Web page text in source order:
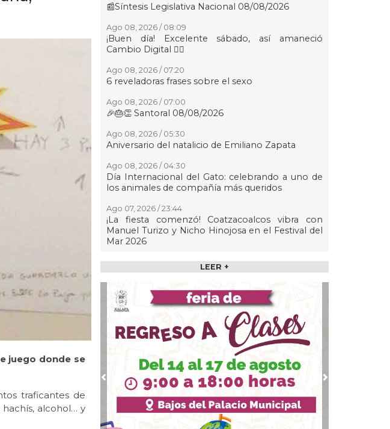
juego donde se
traficantes de
alcohol… y
📰Síntesis Legislativa Nacional 08/08/2026
Ago 08, 2026 / 08:09
¡Buen día! Excelente sábado, así amaneció
Cambio Digital 👍🏻
Ago 08, 2026 / 07:20
6 reveladoras frases sobre el sexo
Ago 08, 2026 / 07:00
🎉🎂👏 Santoral 08/08/2026
Ago 08, 2026 / 05:30
Aniversario del natalicio de Emiliano Zapata
Ago 08, 2026 / 04:30
Día Internacional del Gato: celebrando a uno de
los animales de compañía más queridos
Ago 07, 2026 / 23:44
¡La fiesta comenzó! Coatzacoalcos vibra con
Manuel Turizo y Nicho Hinojosa en el Festival del
Mar 2026
Ago 07, 2026 / 23:36
En marcha trabajos de rehabilitación en avenida
20 de Noviembre; habrá reducción a un carril
Ago 07, 2026 / 22:31
San Andrés Tuxtla alista su Festival Internacional
de Globos de Papel
Ago 07, 2026 / 20:42
Alcalde Samuel Acosta inaugura la calle
Bugambilias en El Tejar
Ago 07, 2026 / 19:00
Más de 120 elementos de seguridad refuerzan
operativos vs rodadas de motociclistas en Boca
del Río
LEER +
Previous Next